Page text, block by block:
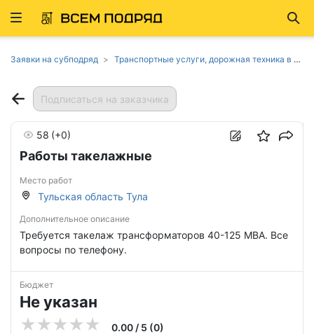
Развернуть
Заявки на субподряд Транспортные услуги, дорожная техника в Тульской области
Подписаться на заказчика
Работы такелажные
58 (+0)
Место работ
Тульская область Тула
Дополнительное описание
Требуется такелаж трансформаторов 40-125 МВА. Все
вопросы по телефону.
Бюджет
Не указан
0.00 / 5 (0)